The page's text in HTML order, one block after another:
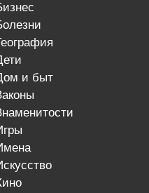
бизнес
болезни
география
дети
дом и быт
законы
знаменитости
игры
имена
искусство
кино